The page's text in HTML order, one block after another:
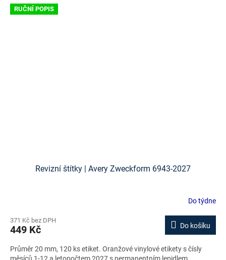
RUČNÍ POPIS
Revizní štítky | Avery Zweckform 6943-2027
Do týdne
371 Kč bez DPH
449 Kč Do košíku
Průměr 20 mm, 120 ks etiket. Oranžové vinylové etikety s čísly